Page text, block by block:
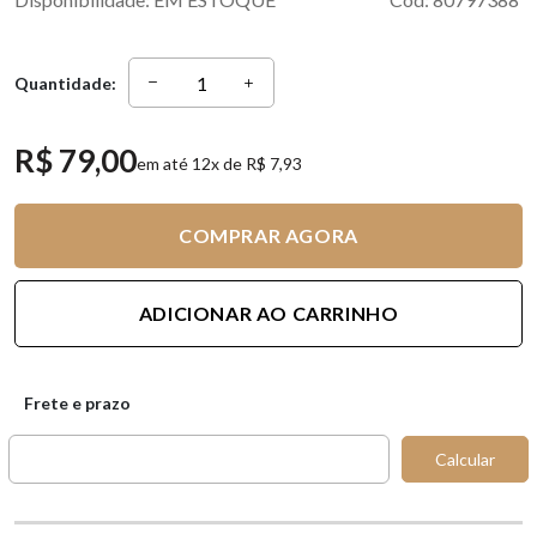
Quantidade:
R$ 79,00em até 12x de R$ 7,93
COMPRAR AGORA
ADICIONAR AO CARRINHO
Frete e prazo
Calcular